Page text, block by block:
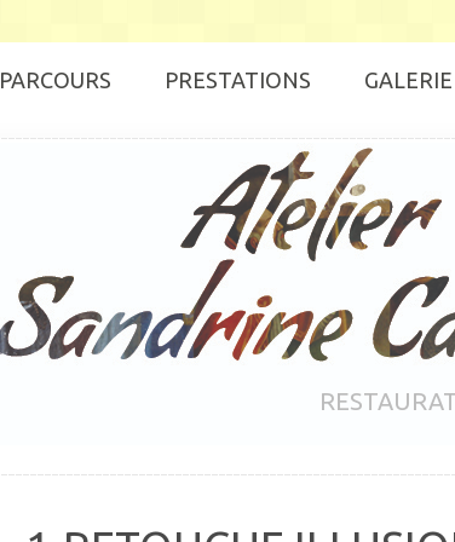
PARCOURS PRESTATIONS GALERIE